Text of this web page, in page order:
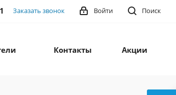
Поиск
Войти
Заказать звонок
Контакты Акции